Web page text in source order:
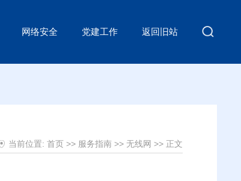
网络安全 党建工作 返回旧站
当前位置: 首页 >> 服务指南>> 无线网 >> 正文